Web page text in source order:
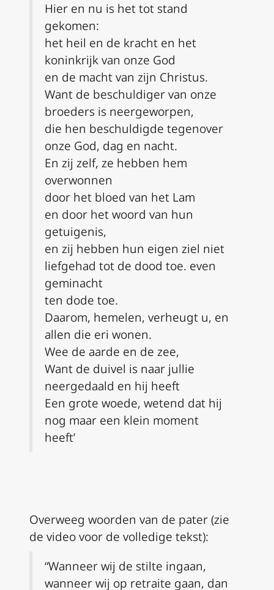
Hier en nu is het tot stand
gekomen:
het heil en de kracht en het
koninkrijk van onze God
en de macht van zijn Christus.
Want de beschuldiger van onze
broeders is neergeworpen,
die hen beschuldigde tegenover
onze God, dag en nacht.
En zij zelf, ze hebben hem
overwonnen
door het bloed van het Lam
en door het woord van hun
getuigenis,
en zij hebben hun eigen ziel niet
liefgehad tot de dood toe. even
geminacht
ten dode toe.
Daarom, hemelen, verheugt u, en
allen die eri wonen.
Wee de aarde en de zee,
Want de duivel is naar jullie
neergedaald en hij heeft
Een grote woede, wetend dat hij
nog maar een klein moment
heeft’
Overweeg woorden van de pater (zie
de video voor de volledige tekst):
“Wanneer wij de stilte ingaan,
wanneer wij op retraite gaan, dan